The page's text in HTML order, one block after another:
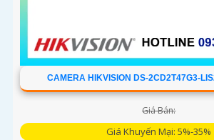
CAMERA HIKVISION DS-2CD2T47G3-
Giá Bán:
Giá Khuyến Mại: 5%-35%